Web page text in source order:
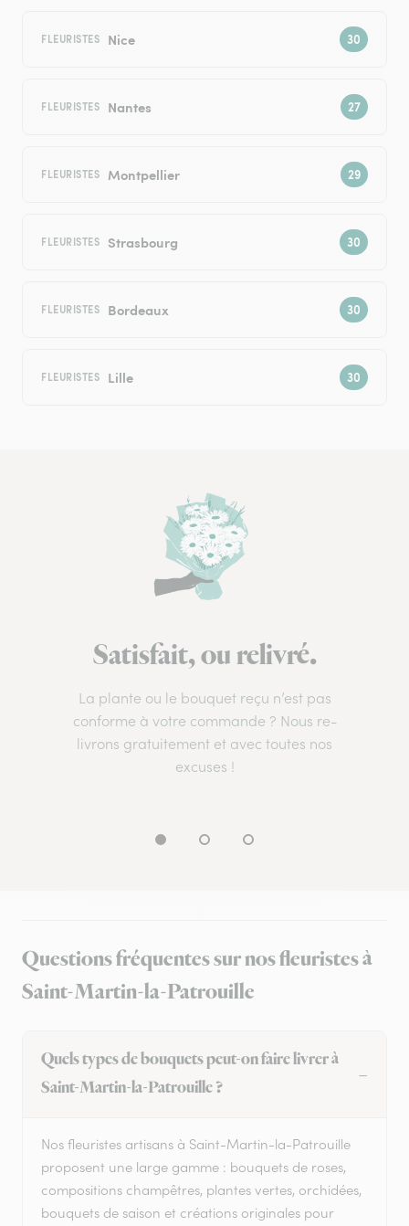
FLEURISTES Nice
FLEURISTES Nantes
FLEURISTES Montpellier
FLEURISTES Strasbourg
FLEURISTES Bordeaux
FLEURISTES Lille
Satisfait, ou relivré.
La plante ou le bouquet reçu n’est pas
conforme à votre commande ? Nous re-
livrons gratuitement et avec toutes nos
excuses !
Questions fréquentes sur nos fleuristes à
Saint-Martin-la-Patrouille
Quels types de bouquets peut-on faire livrer à
Saint-Martin-la-Patrouille ?
Nos fleuristes artisans à Saint-Martin-la-Patrouille
proposent une large gamme : bouquets de roses,
compositions champêtres, plantes vertes, orchidées,
bouquets de saison et créations originales pour